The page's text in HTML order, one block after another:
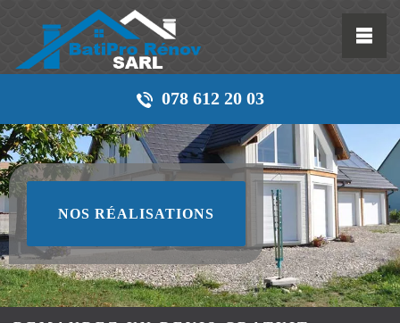
078 612 20 03
NOS RÉALISATIONS